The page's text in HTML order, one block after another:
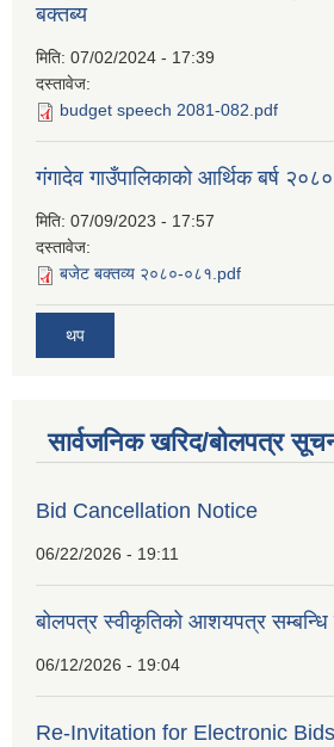
बक्तब्य
मिति: 07/02/2024 - 17:39
दस्तावेज:
budget speech 2081-082.pdf
गंगादेव गाउँपालिकाको आर्थिक बर्ष
मिति: 07/09/2023 - 17:57
दस्तावेज:
बजेट बक्तव्य २०८०-०८१.pdf
थप
सार्वजनिक खरिद/बोलपत्र
Bid Cancellation Notice
06/22/2026 - 19:11
बोलपत्र स्वीकृतिको आशयपत्र
06/12/2026 - 19:04
Re-Invitation for Electronic Bids